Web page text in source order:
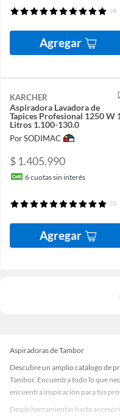
(4)
Agregar
KARCHER
Aspiradora Lavadora de
Tapices Profesional 1250 W
Litros 1.100-130.0
Por SODIMAC
$ 1.405.990
6cuotas sin interés
(1)
Agregar
Aspiradoras de Tambor
Descubre un amplio catálogo de
Tambor. Encuentra todo lo que
encuentra inspiración para tus
Desde herramientas hasta